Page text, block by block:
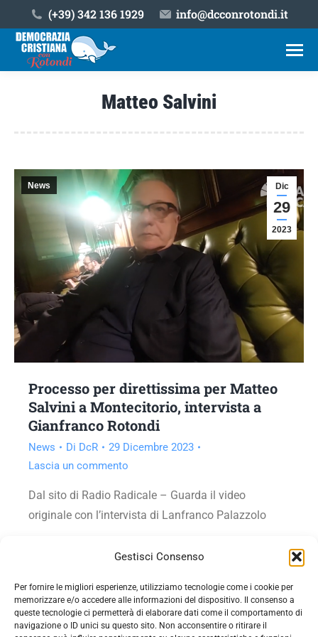
Gestisci Consenso
Per fornire le migliori esperienze, utilizziamo tecnologie come i cookie per
memorizzare e/o accedere alle informazioni del dispositivo. Il consenso a
queste tecnologie ci permetterà di elaborare dati come il comportamento di
navigazione o ID unici su questo sito. Non acconsentire o ritirare il
(+39) ‎342 136 1929 info@dcconrotondi.it
Matteo Salvini
Dic
29
2023
News
Processo per direttissima per Matteo
Salvini a Montecitorio, intervista a
Gianfranco Rotondi
News Di DcR
29 Dicembre 2023
Lascia un commento
Dal sito di Radio Radicale – Guarda il video
originale con l’intervista di Lanfranco Palazzolo